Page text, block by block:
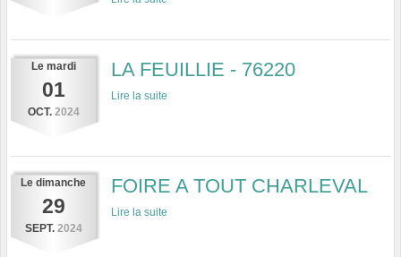
Le mardi
01
OCT. 2024
LA FEUILLIE - 76220
Lire la suite
Le dimanche
29
SEPT. 2024
FOIRE A TOUT CHARLEVAL
Lire la suite